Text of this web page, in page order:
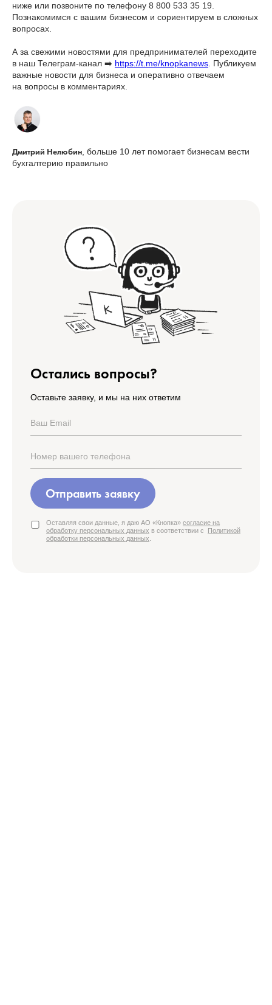
ниже или позвоните по телефону 8 800 533 35 19.
Познакомимся с вашим бизнесом и сориентируем в сложных
вопросах.
А за свежими новостями для предпринимателей переходите
в наш Телеграм-канал ➡️ https://t.me/knopkanews . Публикуем
важные новости для бизнеса и оперативно отвечаем
на вопросы в комментариях.
Дмитрий Нелюбин , больше 10 лет помогает бизнесам вести
бухгалтерию правильно
Остались вопросы?
Оставьте заявку, и мы на них ответим
Отправить заявку
Оставляя свои данные, я даю АО «Кнопка» согласие на
обработку персональных данных в соответствии с Политикой
обработки персональных данных